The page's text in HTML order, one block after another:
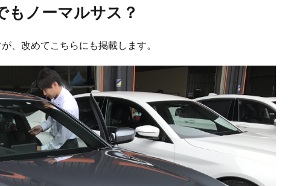
ノーマルサス？
、改めてこちらにも掲載します。